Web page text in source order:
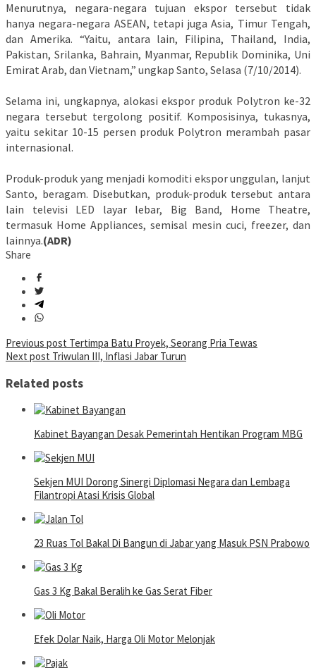
Menurutnya, negara-negara tujuan ekspor tersebut tidak
hanya negara-negara ASEAN, tetapi juga Asia, Timur Tengah,
dan Amerika. “Yaitu, antara lain, Filipina, Thailand, India,
Pakistan, Srilanka, Bahrain, Myanmar, Republik Dominika, Uni
Emirat Arab, dan Vietnam,” ungkap Santo, Selasa (7/10/2014).
Selama ini, ungkapnya, alokasi ekspor produk Polytron ke-32
negara tersebut tergolong positif. Komposisinya, tukasnya,
yaitu sekitar 10-15 persen produk Polytron merambah pasar
internasional.
Produk-produk yang menjadi komoditi ekspor unggulan, lanjut
Santo, beragam. Disebutkan, produk-produk tersebut antara
lain televisi LED layar lebar, Big Band, Home Theatre,
termasuk Home Appliances, semisal mesin cuci, freezer, dan
lainnya.(ADR)
Share
Post
navigation
Previous post Tertimpa Batu Proyek, Seorang Pria Tewas
Next post Triwulan III, Inflasi Jabar Turun
Related posts
Kabinet Bayangan Desak Pemerintah Hentikan Program MBG
Sekjen MUI Dorong Sinergi Diplomasi Negara dan Lembaga
Filantropi Atasi Krisis Global
23 Ruas Tol Bakal Di Bangun di Jabar yang Masuk PSN Prabowo
Gas 3 Kg Bakal Beralih ke Gas Serat Fiber
Efek Dolar Naik, Harga Oli Motor Melonjak